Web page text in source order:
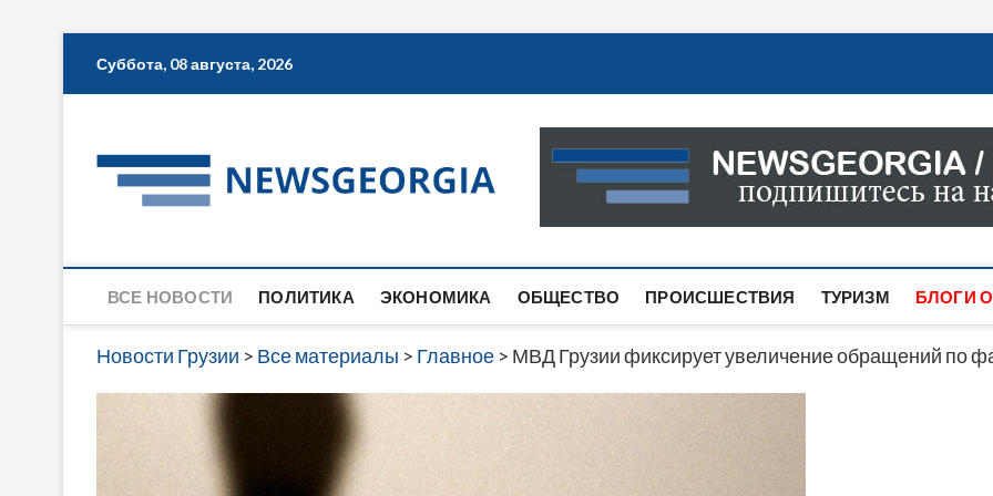
Суббота, 08 августа, 2026
Новости Грузии
САМАЯ АКТУАЛЬНАЯ ИНФОРМАЦИЯ О СОБЫТИЯХ
САЙТЕ ВЫ НАЙДЕТЕ НОВОСТИ ПОЛИТИКИ,
ВСЕ НОВОСТИ ПОЛИТИКА ЭКОНОМИКА ОБЩЕСТВО ПРОИСШЕСТВИЯ ТУРИЗМ БЛОГИ
Новости Грузии > Все материалы > Главное > МВД Грузии фиксирует увеличение обращений по